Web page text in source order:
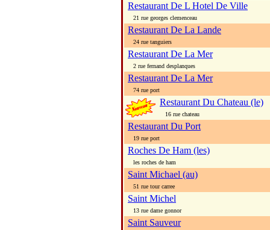
Restaurant De L Hotel De Ville
21 rue georges clemenceau
Restaurant De La Lande
24 rue tanguiers
Restaurant De La Mer
2 rue fernand desplanques
Restaurant De La Mer
74 rue port
Restaurant Du Chateau (le)
16 rue chateau
Restaurant Du Port
19 rue port
Roches De Ham (les)
les roches de ham
Saint Michael (au)
51 rue tour carree
Saint Michel
13 rue dame gonnor
Saint Sauveur